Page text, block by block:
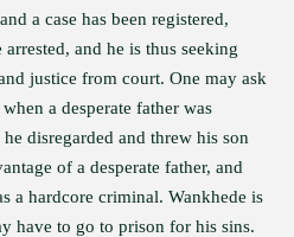
a case has been registered,
and he is thus seeking
justice from court. One may ask
a desperate father was
disregarded and threw his son
of a desperate father, and
a hardcore criminal. Wankhede is
have to go to prison for his sins.